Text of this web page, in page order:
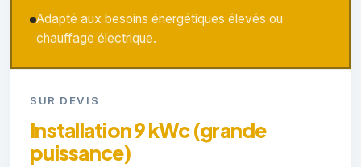
Adapté aux besoins énergétiques élevés ou
chauffage électrique.
SUR DEVIS
Installation 9 kWc (grande
puissance)